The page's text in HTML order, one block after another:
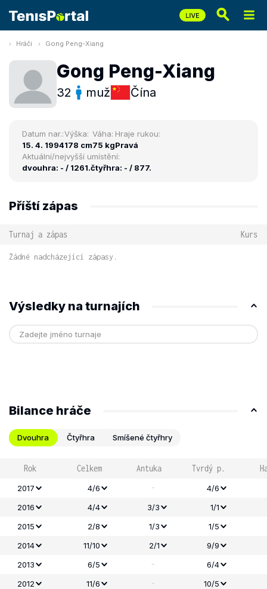
Hráči Gong Peng-Xiang
Gong Peng-Xiang
32 muž Čína
Datum nar.:
15. 4. 1994
Výška:
178 cm
Váha:
75 kg
Hraje rukou:
Pravá
Aktuální/nejvyšší umístění:
dvouhra: - / 1261.čtyřhra: - / 877.
Příští zápas
Turnaj a zápas Kurs
Žádné nadcházející zápasy.
Výsledky na turnajích
Bilance hráče
Dvouhra Čtyřhra Smíšené čtyřhry
Rok Celkem Antuka Tvrdý p.
2017 4/6 -
4/6
2016
4/4 3/3
1/1
2015
2/8 1/3
1/5
2014
11/10 2/1
9/9
2013
6/5 -
6/4
2012
11/6 - 10/5